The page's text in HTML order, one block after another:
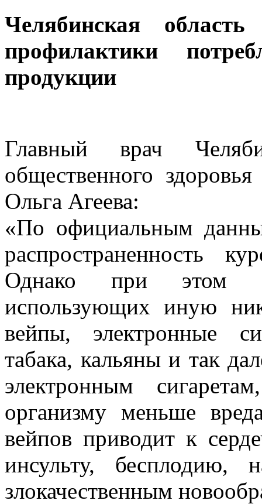
Челябинская
профилактики
продукции
Главный врач
общественного
Ольга Агеева:
«По официальным
распространенность
Однако при этом
использующих иную
вейпы, электронные
табака, кальяны и так
электронным
организму меньше
вейпов приводит к
инсульту, бесплодию,
злокачественным